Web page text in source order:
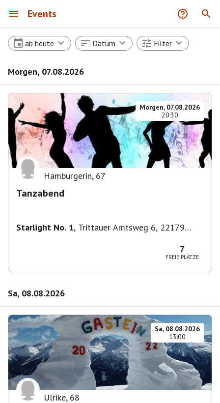
Events
ab heute Datum Filter
Morgen, 07.08.2026
Morgen, 07.08.2026
20:30
Hamburgerin, 67
Tanzabend
Starlight No. 1, Trittauer Amtsweg 6, 22179
7
FREIE PLÄTZE
Sa, 08.08.2026
Sa, 08.08.2026
13:00
Ulrike, 68